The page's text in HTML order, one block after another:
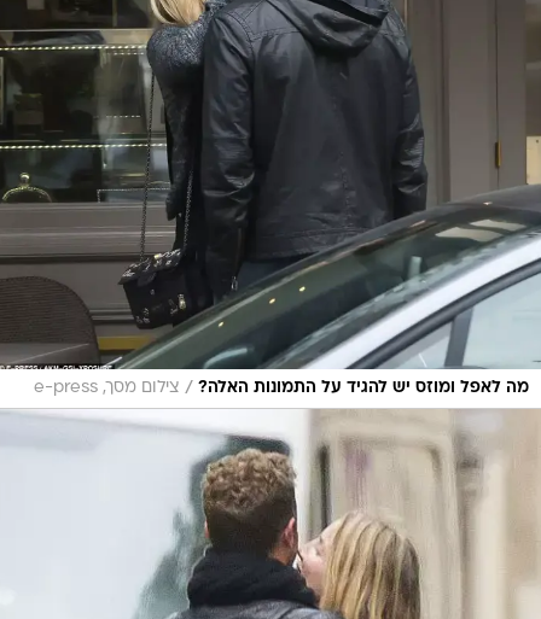
מה לאפל ומוזס יש להגיד על התמונות האלה? / צילום מסך, e-press